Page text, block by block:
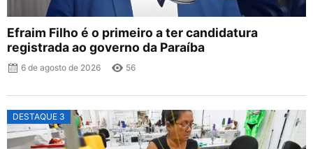
Efraim Filho é o primeiro a ter candidatura
registrada ao governo da Paraíba
6 de agosto de 2026 56
DESTAQUE 3